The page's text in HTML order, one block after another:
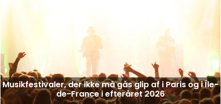
Musikfestivaler, der ikke må gås glip af i Paris og i Île-
de-France i efteråret 2026